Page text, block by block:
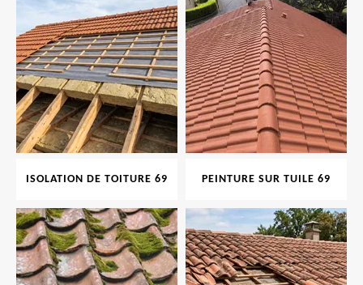
ISOLATION DE TOITURE 69 PEINTURE SUR TUILE 69